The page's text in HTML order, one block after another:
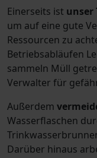
Einerseits ist unser
um auf eine gute
Ressourcen zu
Betriebsabläufen
sammeln Müll
Verwalter für
Außerdem
Wasserflaschen
Darüber hinaus